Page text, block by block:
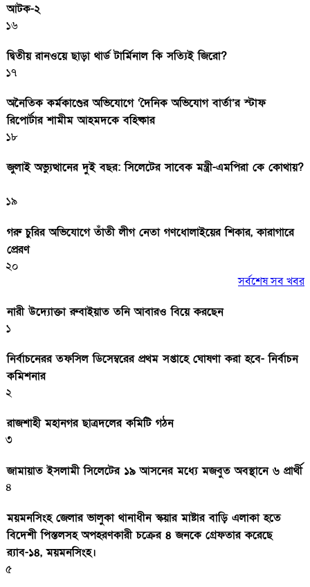
আটক-২
১৬
দ্বিতীয় রানওয়ে ছাড়া থার্ড টার্মিনাল কি সত্যিই জিরো?
১৭
অনৈতিক কর্মকাণ্ডের অভিযোগে ‘দৈনিক অভিযোগ বার্তা’র স্টাফ
রিপোর্টার শামীম আহমদকে বহিষ্কার
১৮
জুলাই অভ্যুত্থানের দুই বছর: সিলেটের সাবেক মন্ত্রী-এমপিরা কে কোথায়?
১৯
গরু চুরির অভিযোগে তাঁতী লীগ নেতা গণধোলাইয়ের শিকার, কারাগারে
প্রেরণ
২০
সর্বশেষ সব খবর
নারী উদ্যোক্তা রুবাইয়াত তনি আবারও বিয়ে করছেন
১
নির্বাচনেরর তফসিল ডিসেম্বরের প্রথম সপ্তাহে ঘোষণা করা হবে- নির্বাচন
কমিশনার
২
রাজশাহী মহানগর ছাত্রদলের কমিটি গঠন
৩
জামায়াত ইসলামী সিলেটের ১৯ আসনের মধ্যে মজবুত অবস্থানে ৬ প্রার্থী
৪
ময়মনসিংহ জেলার ভালুকা থানাধীন স্কয়ার মাষ্টার বাড়ি এলাকা হতে
বিদেশী পিস্তলসহ অপহরণকারী চক্রের ৪ জনকে গ্রেফতার করেছে
র‌্যাব-১৪, ময়মনসিংহ।
৫